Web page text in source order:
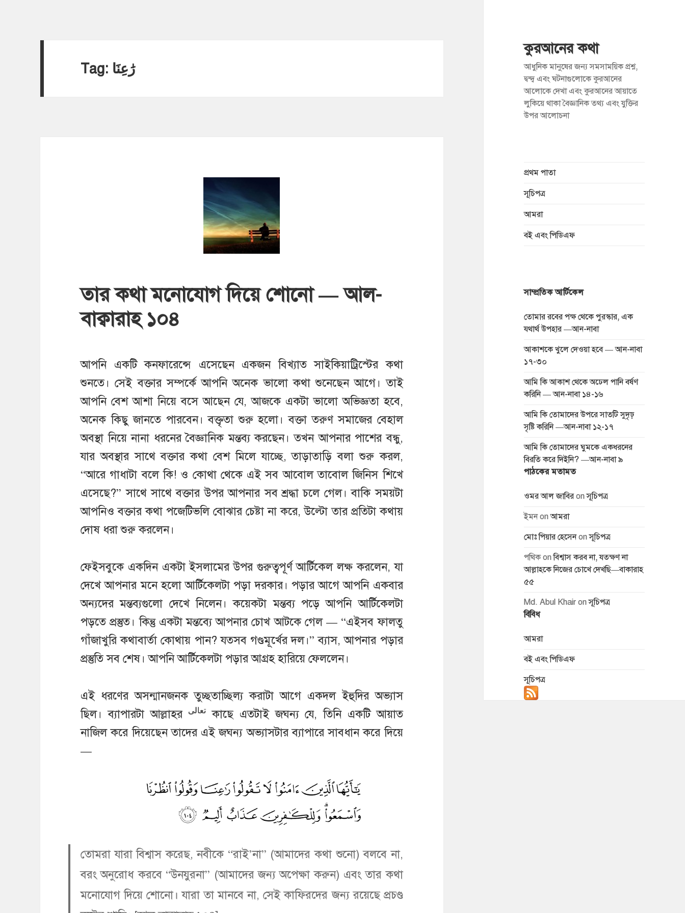
কুরআনের কথা
আধুনিক মানুষের জন্য সমসাময়িক প্রশ্ন,
দ্বন্দ্ব এবং ঘটনাগুলোকে কুরআনের
আলোকে দেখা এবং কুরআনের আয়াতে
লুকিয়ে থাকা বৈজ্ঞানিক তথ্য এবং যুক্তির
উপর আলোচনা
প্রথম পাতা
সূচিপত্র
আমরা
বই এবং পিডিএফ
সাম্প্রতিক আর্টিকেল
তোমার রবের পক্ষ থেকে পুরস্কার, এক
যথার্থ উপহার —আন-নাবা
আকাশকে খুলে দেওয়া হবে — আন-নাবা
১৭-৩০
আমি কি আকাশ থেকে অঢেল পানি বর্ষণ
করিনি — আন-নাবা ১৪-১৬
আমি কি তোমাদের উপরে সাতটি সুদৃঢ়
সৃষ্টি করিনি —আন-নাবা ১২-১৭
আমি কি তোমাদের ঘুমকে একধরনের
বিরতি করে দিইনি? —আন-নাবা ৯
পাঠকের মতামত
ওমর আল জাবিরonসূচিপত্র
ইমনonআমরা
মোঃ পিয়ার হেসেনonসূচিপত্র
পথিকonবিশ্বাস করব না, যতক্ষণ না
আল্লাহকে নিজের চোখে দেখছি—বাকারাহ
৫৫
Md. Abul Khaironসূচিপত্র
বিবিধ
আমরা
বই এবং পিডিএফ
সূচিপত্র
Tag: رَٰعِنَا
তার কথা মনোযোগ দিয়ে শোনো — আল-
বাক্বারাহ ১০৪
আপনি একটি কনফারেন্সে এসেছেন একজন বিখ্যাত সাইকিয়াট্রিস্টের কথা
শুনতে। সেই বক্তার সম্পর্কে আপনি অনেক ভালো কথা শুনেছেন আগে। তাই
আপনি বেশ আশা নিয়ে বসে আছেন যে, আজকে একটা ভালো অভিজ্ঞতা হবে,
অনেক কিছু জানতে পারবেন। বক্তৃতা শুরু হলো। বক্তা তরুণ সমাজের বেহাল
অবস্থা নিয়ে নানা ধরনের বৈজ্ঞানিক মন্তব্য করছেন। তখন আপনার পাশের বন্ধু,
যার অবস্থার সাথে বক্তার কথা বেশ মিলে যাচ্ছে, তাড়াতাড়ি বলা শুরু করল,
“আরে গাধাটা বলে কি! ও কোথা থেকে এই সব আবোল তাবোল জিনিস শিখে
এসেছে?” সাথে সাথে বক্তার উপর আপনার সব শ্রদ্ধা চলে গেল। বাকি সময়টা
আপনিও বক্তার কথা পজেটিভলি বোঝার চেষ্টা না করে, উল্টো তার প্রতিটা কথায়
দোষ ধরা শুরু করলেন।
ফেইসবুকে একদিন একটা ইসলামের উপর গুরুত্বপূর্ণ আর্টিকেল লক্ষ করলেন, যা
দেখে আপনার মনে হলো আর্টিকেলটা পড়া দরকার। পড়ার আগে আপনি একবার
অন্যদের মন্তব্যগুলো দেখে নিলেন। কয়েকটা মন্তব্য পড়ে আপনি আর্টিকেলটা
পড়তে প্রস্তুত। কিন্তু একটা মন্তব্যে আপনার চোখ আটকে গেল — “এইসব ফালতু
গাঁজাখুরি কথাবার্তা কোথায় পান? যতসব গণ্ডমূর্খের দল।” ব্যাস, আপনার পড়ার
প্রস্তুতি সব শেষ। আপনি আর্টিকেলটা পড়ার আগ্রহ হারিয়ে ফেললেন।
এই ধরণের অসন্মানজনক তুচ্ছতাচ্ছিল্য করাটা আগে একদল ইহুদির অভ্যাস
ছিল। ব্যাপারটা আল্লাহর تعالى কাছে এতটাই জঘন্য যে, তিনি একটি আয়াত
নাজিল করে দিয়েছেন তাদের এই জঘন্য অভ্যাসটার ব্যাপারে সাবধান করে দিয়ে
—
তোমরা যারা বিশ্বাস করেছ, নবীকে “রাই’না” (আমাদের কথা শুনো) বলবে না,
বরং অনুরোধ করবে “উনযুরনা” (আমাদের জন্য অপেক্ষা করুন) এবং তার কথা
মনোযোগ দিয়ে শোনো। যারা তা মানবে না, সেই কাফিরদের জন্য রয়েছে প্রচণ্ড